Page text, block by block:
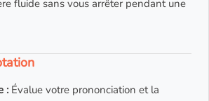
fluide sans vous arrêter pendant une
: Évalue votre prononciation et la